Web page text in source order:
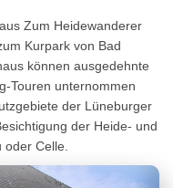
Zum Heidewanderer
Kurpark von Bad
können ausgedehnte
Touren unternommen
der Lüneburger
der Heide- und
Celle.